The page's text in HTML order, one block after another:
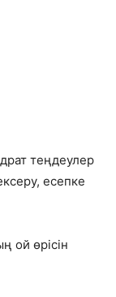
теңдеулер
есепке
ой өрісін